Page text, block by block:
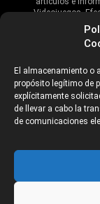
El almacenamiento o
propósito legítimo de
explícitamente
de llevar a cabo la
de comunicaciones
Videojuegos,
Hablamos de estas
especial al
ANUNCIANTES